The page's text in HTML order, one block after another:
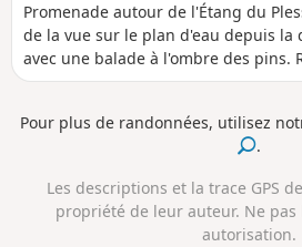
Promenade autour de l'Étang du
de la vue sur le plan d'eau depuis
avec une balade à l'ombre des pins.
bord de l'eau.
Pour plus de randonnées, utilisez
.
Les descriptions et la trace GPS
propriété de leur auteur. Ne pas
autorisation.